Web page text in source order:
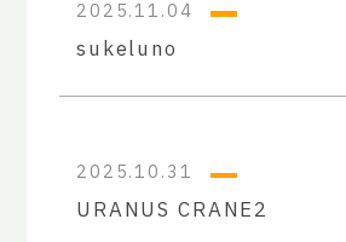
2025.11.04
sukeluno
2025.10.31
URANUS CRANE2